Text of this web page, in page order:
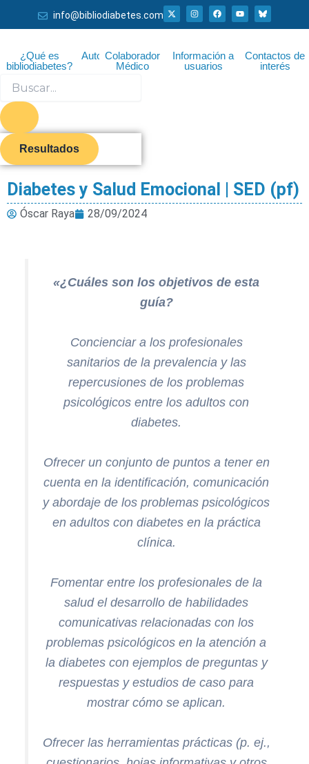
al
info@bibliodiabetes.com
X
-
t
t
t
I
n
s
r
a
F
a
c
o
o
k
Y
o
u
¿Qué es
bibliodiabetes?
AutorColaborador
Médico
Información a
usuarios
Contactos de
interés
Resultados
Diabetes y Salud Emocional | SED (pf)
Óscar Raya 28/09/2024
«¿Cuáles son los objetivos de esta
guía?
Concienciar a los profesionales
sanitarios de la prevalencia y las
repercusiones de los problemas
psicológicos entre los adultos con
diabetes.
Ofrecer un conjunto de puntos a tener en
cuenta en la identificación, comunicación
y abordaje de los problemas psicológicos
en adultos con diabetes en la práctica
clínica.
Fomentar entre los profesionales de la
salud el desarrollo de habilidades
comunicativas relacionadas con los
problemas psicológicos en la atención a
la diabetes con ejemplos de preguntas y
respuestas y estudios de caso para
mostrar cómo se aplican.
Ofrecer las herramientas prácticas (p. ej.,